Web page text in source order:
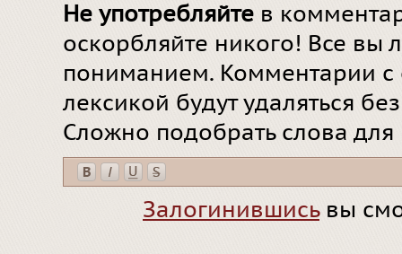
Не употребляйте в
оскорбляйте никого! Все вы
пониманием. Комментарии
лексикой будут удаляться
Сложно подобрать слова
Залогинившисьвы